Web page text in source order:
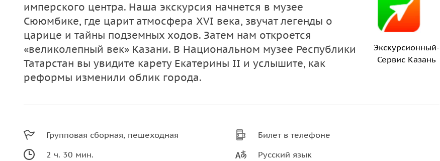
имперского центра. Наша экскурсия начнется в музее
Сююмбике, где царит атмосфера XVI века, звучат легенды о
царице и тайны подземных ходов. Затем нам откроется
«великолепный век» Казани. В Национальном музее Республики
Татарстан вы увидите карету Екатерины II и услышите, как
реформы изменили облик города.
Экскурсионный-
Сервис Казань
Групповая сборная, пешеходная
2 ч. 30 мин.
Билет в телефоне
Русский язык